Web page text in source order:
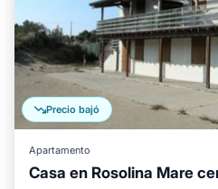
Precio bajó
Apartamento
Casa en Rosolina Mare